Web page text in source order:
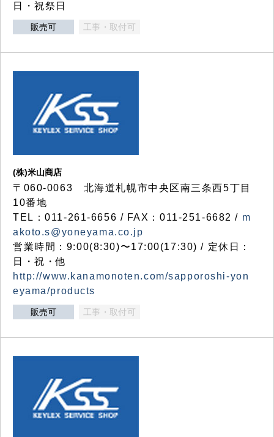
日・祝祭日
販売可 工事・取付可
(株)米山商店
〒060-0063 北海道札幌市中央区南三条西5丁目
10番地
TEL：011-261-6656 / FAX：011-251-6682 / m
akoto.s@yoneyama.co.jp
営業時間：9:00(8:30)〜17:00(17:30) / 定休日：
日・祝・他
http://www.kanamonoten.com/sapporoshi-yon
eyama/products
販売可 工事・取付可